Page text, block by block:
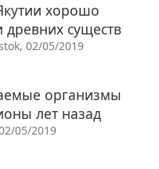
хорошо
древних существ
02/05/2019
организмы
лет назад
05/2019